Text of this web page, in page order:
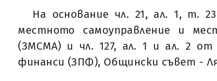
На основание чл. 21, ал. 1, т.
местното самоуправление и
(ЗМСМА) и чл. 127, ал. 1 и ал. 2 от
финанси (ЗПФ), Общински съвет -